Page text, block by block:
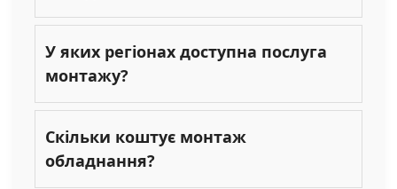
У яких регіонах доступна послуга
монтажу?
Скільки коштує монтаж
обладнання?